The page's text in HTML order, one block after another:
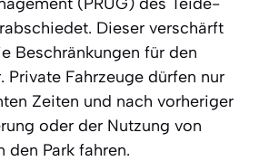
Dieser verschärft
Beschränkungen für den
Private Fahrzeuge dürfen nur
Zeiten und nach vorheriger
oder der Nutzung von
den Park fahren.